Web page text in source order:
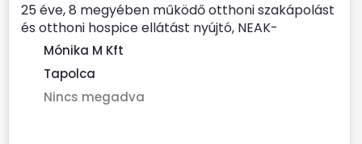
25 éve, 8 megyében működő otthoni szakápolást
és otthoni hospice ellátást nyújtó, NEAK-
finanszírozott...
Mónika M Kft
Tapolca
Nincs megadva